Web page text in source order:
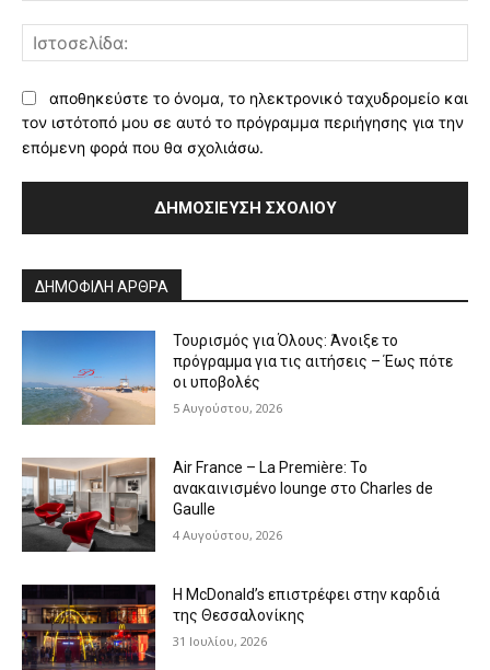
αποθηκεύστε το όνομα, το ηλεκτρονικό ταχυδρομείο και
τον ιστότοπό μου σε αυτό το πρόγραμμα περιήγησης για την
επόμενη φορά που θα σχολιάσω.
ΔΗΜΟΦΙΛΗ ΑΡΘΡΑ
Τουρισμός για Όλους: Άνοιξε το
πρόγραμμα για τις αιτήσεις – Έως πότε
οι υποβολές
5 Αυγούστου, 2026
Air France – La Première: Το
ανακαινισμένο lounge στο Charles de
Gaulle
4 Αυγούστου, 2026
Η McDonald’s επιστρέφει στην καρδιά
της Θεσσαλονίκης
31 Ιουλίου, 2026